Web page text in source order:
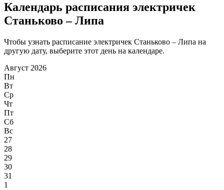
Календарь расписания электричек
Станьково – Липа
Чтобы узнать расписание электричек Станьково – Липа на
другую дату, выберите этот день на календаре.
Август 2026
Пн
Вт
Ср
Чт
Пт
Сб
Вс
27
28
29
30
31
1